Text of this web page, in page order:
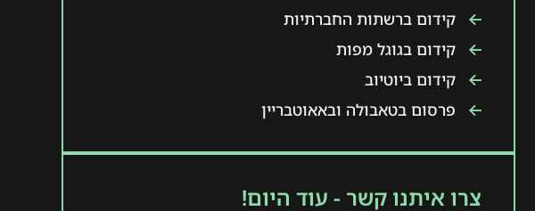
קידום ברשתות החברתיות
קידום בגוגל מפות
קידום ביוטיוב
פרסום בטאבולה ובאאוטבריין
צרו איתנו קשר - עוד היום!